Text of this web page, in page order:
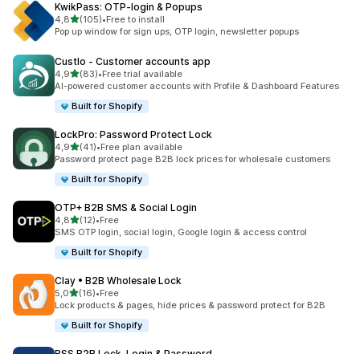
KwikPass: OTP‑login & Popups
4,85 yıldız üzerinden
(105)
toplam 105 değerlendirme
•Free to install
Pop up window for sign ups, OTP login, newsletter popups
Custlo ‑ Customer accounts app
4,95 yıldız üzerinden
(83)
toplam 83 değerlendirme
•Free trial available
AI-powered customer accounts with Profile & Dashboard Features
Built for Shopify
LockPro: Password Protect Lock
4,95 yıldız üzerinden
(41)
toplam 41 değerlendirme
•Free plan available
Password protect page B2B lock prices for wholesale customers
Built for Shopify
OTP+ B2B SMS & Social Login
4,85 yıldız üzerinden
(12)
toplam 12 değerlendirme
•Free
SMS OTP login, social login, Google login & access control
Built for Shopify
Clay • B2B Wholesale Lock
5,05 yıldız üzerinden
(16)
toplam 16 değerlendirme
•Free
Lock products & pages, hide prices & password protect for B2B
Built for Shopify